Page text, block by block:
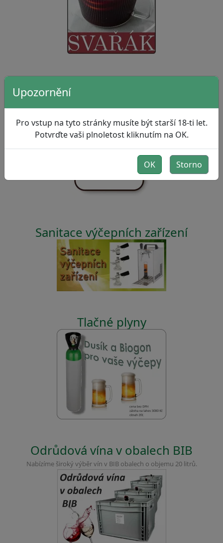
Sanitace výčepních zařízení
Tlačné plyny
Odrůdová vína v obalech BIB
Nabízíme široký výběr vín v BIB obalech o objemu 20 litrů.
Upozornění
Pro vstup na tyto stránky musíte být starší 18-ti let.
Potvrďte vaši plnoletost kliknutím na OK.
OK Storno